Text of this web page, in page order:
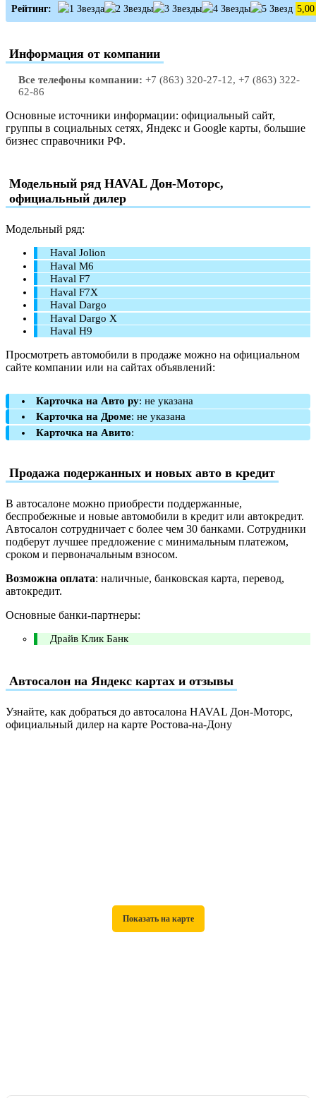
Рейтинг: 5,00
Информация от компании
Все телефоны компании: +7 (863) 320-27-12, +7 (863) 322-
62-86
Основные источники информации: официальный сайт,
группы в социальных сетях, Яндекс и Google карты, большие
бизнес справочники РФ.
Модельный ряд HAVAL Дон-Моторс,
официальный дилер
Модельный ряд:
Haval Jolion
Haval M6
Haval F7
Haval F7X
Haval Dargo
Haval Dargo X
Haval H9
Просмотреть автомобили в продаже можно на официальном
сайте компании или на сайтах объявлений:
Карточка на Авто ру: не указана
Карточка на Дроме: не указана
Карточка на Авито:
Продажа подержанных и новых авто в кредит
В автосалоне можно приобрести поддержанные,
беспробежные и новые автомобили в кредит или автокредит.
Автосалон сотрудничает с более чем 30 банками. Сотрудники
подберут лучшее предложение с минимальным платежом,
сроком и первоначальным взносом.
Возможна оплата: наличные, банковская карта, перевод,
автокредит.
Основные банки-партнеры:
Драйв Клик Банк
Автосалон на Яндекс картах и отзывы
Узнайте, как добраться до автосалона HAVAL Дон-Моторс,
официальный дилер на карте Ростова-на-Дону